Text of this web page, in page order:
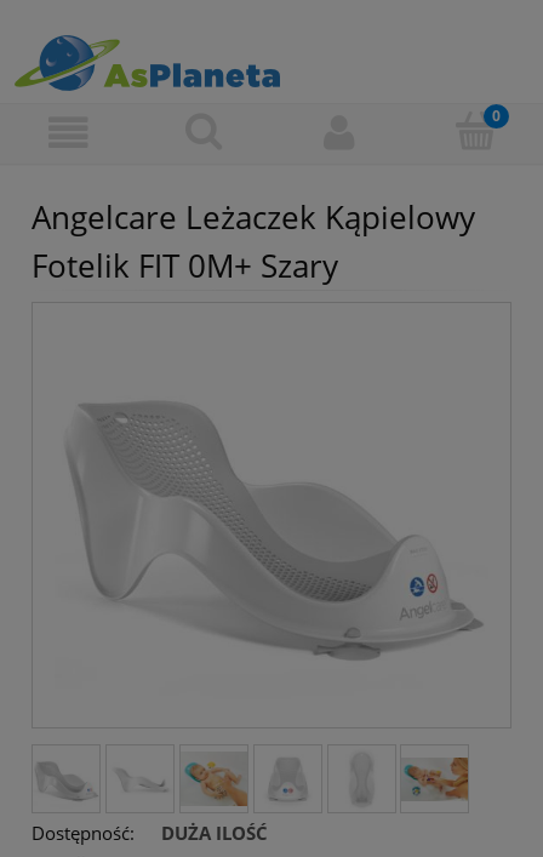
Angelcare Leżaczek Kąpielowy
Fotelik FIT 0M+ Szary
Dostępność:
DUŻA ILOŚĆ